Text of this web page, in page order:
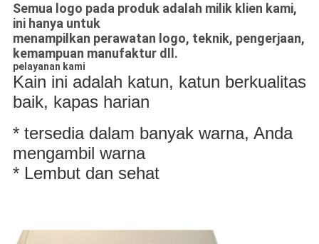
Semua logo pada produk adalah milik klien kami,
ini hanya untuk
menampilkan perawatan logo, teknik, pengerjaan,
kemampuan manufaktur dll.
pelayanan kami
Kain ini adalah katun, katun berkualitas
baik, kapas harian
* tersedia dalam banyak warna, Anda
mengambil warna
* Lembut dan sehat